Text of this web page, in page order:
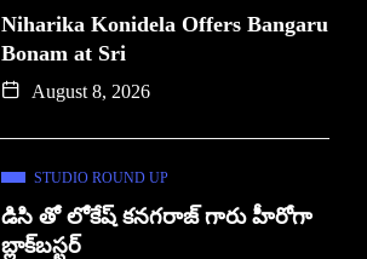
Niharika Konidela Offers Bangaru
Bonam at Sri
August 8, 2026
STUDIO ROUND UP
డిసి తో లోకేష్ కనగరాజ్ గారు హీరోగా
బ్లాక్‌బస్టర్